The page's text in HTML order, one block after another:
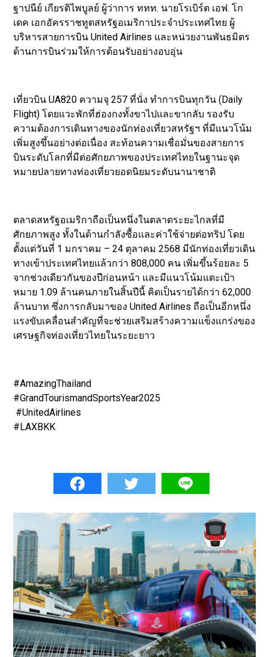
ฐาปนีย์ เกียรติไพบูลย์ ผู้ว่าการ ททท. นายโรเบิร์ต เอฟ. โก
เดค เอกอัครราชทูตสหรัฐอเมริกาประจำประเทศไทย ผู้
บริหารสายการบิน United Airlines และหน่วยงานพันธมิตร
ด้านการบินร่วมให้การต้อนรับอย่างอบอุ่น
เที่ยวบิน UA820 ความจุ 257 ที่นั่ง ทำการบินทุกวัน (Daily
Flight) โดยแวะพักที่ฮ่องกงทั้งขาไปและขากลับ รองรับ
ความต้องการเดินทางของนักท่องเที่ยวสหรัฐฯ ที่มีแนวโน้ม
เพิ่มสูงขึ้นอย่างต่อเนื่อง สะท้อนความเชื่อมั่นของสายการ
บินระดับโลกที่มีต่อศักยภาพของประเทศไทยในฐานะจุด
หมายปลายทางท่องเที่ยวยอดนิยมระดับนานาชาติ
ตลาดสหรัฐอเมริกาถือเป็นหนึ่งในตลาดระยะไกลที่มี
ศักยภาพสูง ทั้งในด้านกำลังซื้อและค่าใช้จ่ายต่อทริป โดย
ตั้งแต่วันที่ 1 มกราคม – 24 ตุลาคม 2568 มีนักท่องเที่ยวเดิน
ทางเข้าประเทศไทยแล้วกว่า 808,000 คน เพิ่มขึ้นร้อยละ 5
จากช่วงเดียวกันของปีก่อนหน้า และมีแนวโน้มแตะเป้า
หมาย 1.09 ล้านคนภายในสิ้นปีนี้ คิดเป็นรายได้กว่า 62,000
ล้านบาท ซึ่งการกลับมาของ United Airlines ถือเป็นอีกหนึ่ง
แรงขับเคลื่อนสำคัญที่จะช่วยเสริมสร้างความแข็งแกร่งของ
เศรษฐกิจท่องเที่ยวไทยในระยะยาว
#AmazingThailand
#GrandTourismandSportsYear2025
#UnitedAirlines
#LAXBKK